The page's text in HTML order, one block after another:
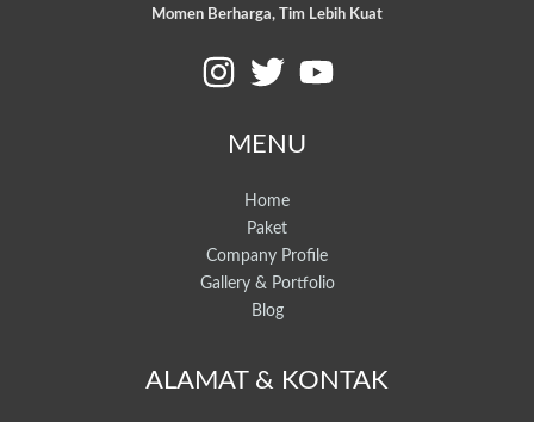
Momen Berharga, Tim Lebih Kuat
MENU
Home
Paket
Company Profile
Gallery & Portfolio
Blog
ALAMAT & KONTAK